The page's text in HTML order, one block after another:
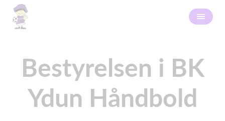
Bestyrelsen i BK
Ydun Håndbold